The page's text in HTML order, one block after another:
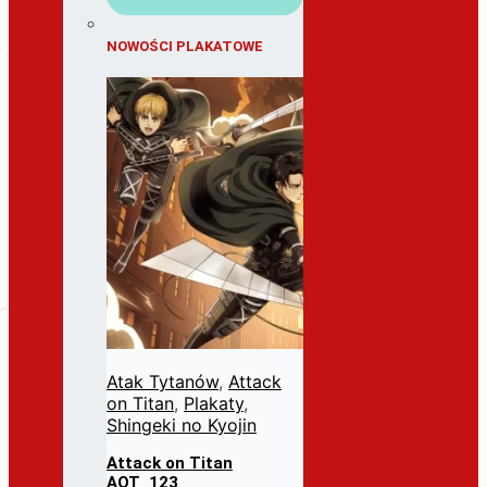
NOWOŚCI PLAKATOWE
Atak Tytanów, Attack
on Titan, Plakaty,
Shingeki no Kyojin
Attack on Titan
AOT_123